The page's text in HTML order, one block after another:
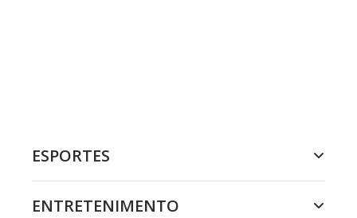
ESPORTES
ENTRETENIMENTO